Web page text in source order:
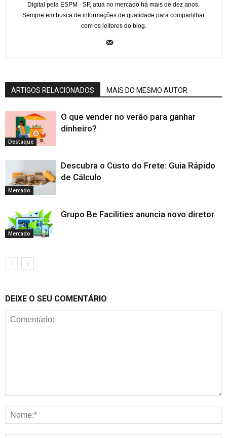
Digital pela ESPM - SP, atua no mercado há mais de dez anos.
Sempre em busca de informações de qualidade para compartilhar
com os leitores do blog.
ARTIGOS RELACIONADOS MAIS DO MESMO AUTOR
Destaque
O que vender no verão para ganhar
dinheiro?
Mercado
Descubra o Custo do Frete: Guia Rápido
de Cálculo
Mercado
Grupo Be Facilities anuncia novo diretor
DEIXE O SEU COMENTÁRIO